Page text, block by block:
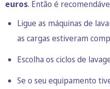
euros. Então é
Ligue as máquinas de
as cargas estiveram
Escolha os ciclos de
Se o seu equipamento